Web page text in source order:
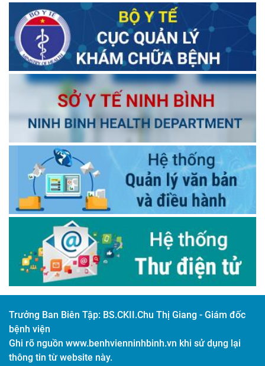
Trưởng Ban Biên Tập: BS.CKII.Chu Thị Giang - Giám đốc
bệnh viện
Ghi rõ nguồn www.benhvienninhbinh.vn khi sử dụng lại
thông tin từ website này.